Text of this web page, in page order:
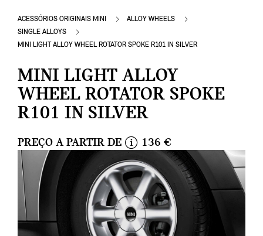
ACESSÓRIOS ORIGINAIS MINI
ALLOY WHEELS
SINGLE ALLOYS
MINI LIGHT ALLOY WHEEL ROTATOR SPOKE R101 IN SILVER
MINI LIGHT ALLOY
WHEEL ROTATOR SPOKE
R101 IN SILVER
PREÇO A PARTIR DE
i
n
f
o
136 €